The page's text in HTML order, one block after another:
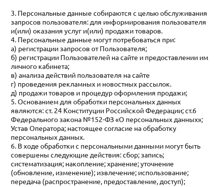
3. Персональные данные собираются с целью обслуживания
запросов пользователя: для информирования пользователя
и(или) оказания услуг и(или) продажи товаров.
4. Персональные данные могут потребоваться при:
а) регистрации запросов от Пользователя;
б) регистрации Пользователей на сайте и предоставлении им
личного кабинета;
в) анализа действий пользователя на сайте
г) проведения рекламных и новостных рассылок.
д) продажи товаров и процедур оформления продажи;
5. Основанием для обработки персональных данных
являются: ст. 24 Конституции Российской Федерации; ст.6
Федерального закона №152-ФЗ «О персональных данных»;
Устав Оператора; настоящее согласие на обработку
персональных данных.
6. В ходе обработки с персональными данными могут быть
совершены следующие действия: сбор; запись;
систематизация; накопление; хранение; уточнение
(обновление, изменение); извлечение; использование;
передача (распространение, предоставление, доступ);